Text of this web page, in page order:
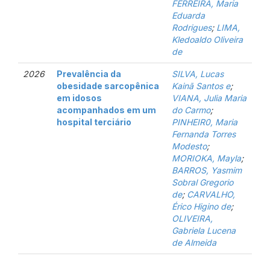
FERREIRA, Maria
Eduarda
Rodrigues; LIMA,
Kledoaldo Oliveira
de
2026
Prevalência da
obesidade sarcopênica
em idosos
acompanhados em um
hospital terciário
SILVA, Lucas
Kainã Santos e;
VIANA, Julia Maria
do Carmo;
PINHEIR0, Maria
Fernanda Torres
Modesto;
MORIOKA, Mayla;
BARROS, Yasmim
Sobral Gregorio
de; CARVALHO,
Érico Higino de;
OLIVEIRA,
Gabriela Lucena
de Almeida